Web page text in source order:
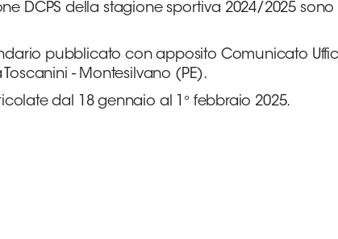
DCPS della stagione sportiva 2024/2025 sono
pubblicato con apposito Comunicato
- Montesilvano (PE).
dal 18 gennaio al 1° febbraio 2025.